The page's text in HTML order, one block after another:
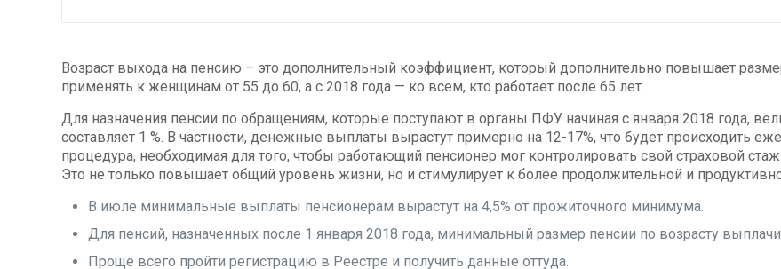
Возраст выхода на пенсию – это дополнительный коэффициент, который дополнительно повышает
применять к женщинам от 55 до 60, а с 2018 года — ко всем, кто работает после 65 лет.
Для назначения пенсии по обращениям, которые поступают в органы ПФУ начиная с января 2018 года,
составляет 1 %. В частности, денежные выплаты вырастут примерно на 12-17%, что будет происходить
процедура, необходимая для того, чтобы работающий пенсионер мог контролировать свой страховой
Это не только повышает общий уровень жизни, но и стимулирует к более продолжительной и
В июле минимальные выплаты пенсионерам вырастут на 4,5% от прожиточного минимума.
Для пенсий, назначенных после 1 января 2018 года, минимальный размер пенсии по возрасту
Проще всего пройти регистрацию в Реестре и получить данные оттуда.